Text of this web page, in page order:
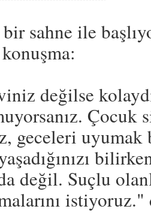
sahne ile
değilse
Çocuk
geceleri
değil. Suçlu